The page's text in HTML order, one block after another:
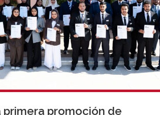
primera promoción de